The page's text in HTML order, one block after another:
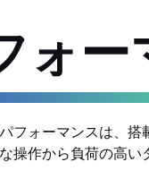
ォー
フォーマンスは、
操作から負荷の高い